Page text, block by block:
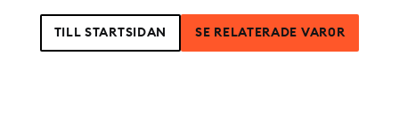
TILL STARTSIDAN SE RELATERADE VAR0R